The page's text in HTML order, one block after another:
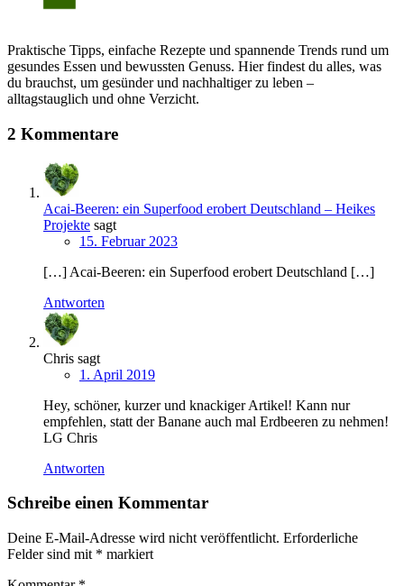
Praktische Tipps, einfache Rezepte und spannende Trends rund um
gesundes Essen und bewussten Genuss. Hier findest du alles, was
du brauchst, um gesünder und nachhaltiger zu leben –
alltagstauglich und ohne Verzicht.
2 Kommentare
Acai-Beeren: ein Superfood erobert Deutschland – Heikes
Projekte sagt
15. Februar 2023
[…] Acai-Beeren: ein Superfood erobert Deutschland […]
Antworten
Chris sagt
1. April 2019
Hey, schöner, kurzer und knackiger Artikel! Kann nur
empfehlen, statt der Banane auch mal Erdbeeren zu nehmen!
LG Chris
Antworten
Schreibe einen Kommentar
Deine E-Mail-Adresse wird nicht veröffentlicht. Erforderliche
Felder sind mit * markiert